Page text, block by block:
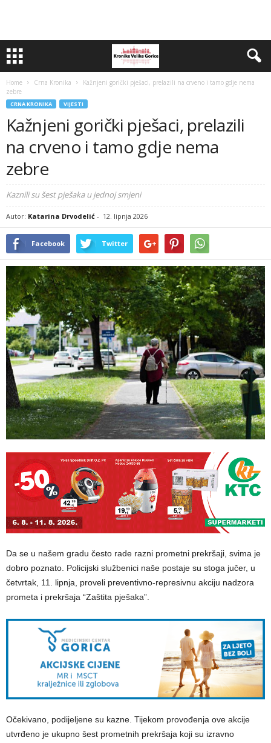
Home Crna Kronika
Kažnjeni gorički pješaci, prelazili na crveno i tamo gdje nema
zebre
CRNA KRONIKA VIJESTI
Kažnjeni gorički pješaci, prelazili
na crveno i tamo gdje nema
zebre
Kaznili su šest pješaka u jednoj smjeni
Autor: Katarina Drvodelić - 12. lipnja 2026
Facebook Twitter
Da se u našem gradu često rade razni prometni prekršaji, svima je
dobro poznato. Policijski službenici naše postaje su stoga jučer, u
četvrtak, 11. lipnja, proveli preventivno-represivnu akciju nadzora
prometa i prekršaja “Zaštita pješaka”.
Očekivano, podijeljene su kazne. Tijekom provođenja ove akcije
utvrđeno je ukupno šest prometnih prekršaja koji su izravno